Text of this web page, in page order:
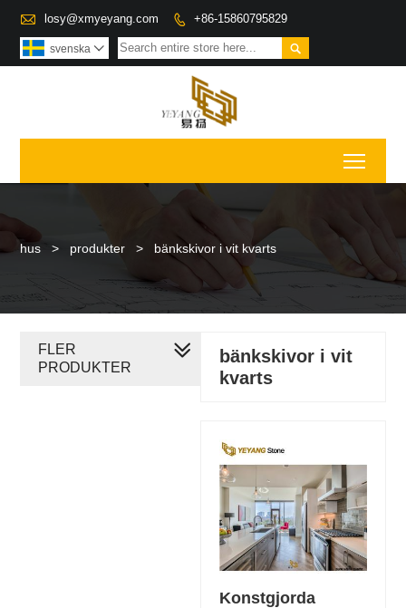
 losy@xmyeyang.com  +86-15860795829

svenska 
hus > produkter > bänkskivor i vit kvarts
bänkskivor i vit
kvarts
Konstgjorda
FLER
PRODUKTER